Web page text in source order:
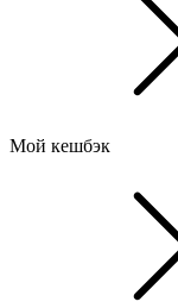
Мой кешбэк